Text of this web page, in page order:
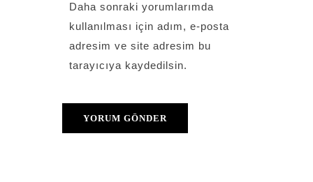
Daha sonraki yorumlarımda
kullanılması için adım, e-posta
adresim ve site adresim bu
tarayıcıya kaydedilsin.